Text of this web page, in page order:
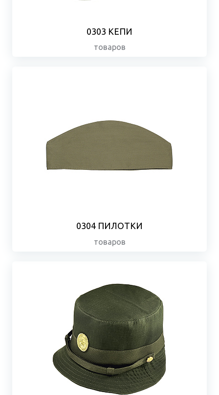
0303 КЕПИ
товаров
0304 ПИЛОТКИ
товаров